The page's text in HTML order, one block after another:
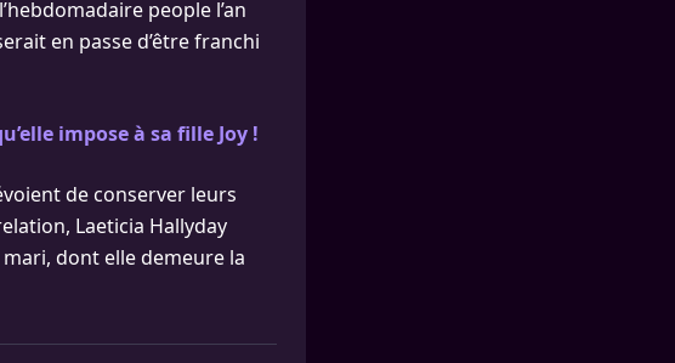
people l’an
en passe d’être franchi
impose à sa fille Joy !
de conserver leurs
Laeticia Hallyday
dont elle demeure la